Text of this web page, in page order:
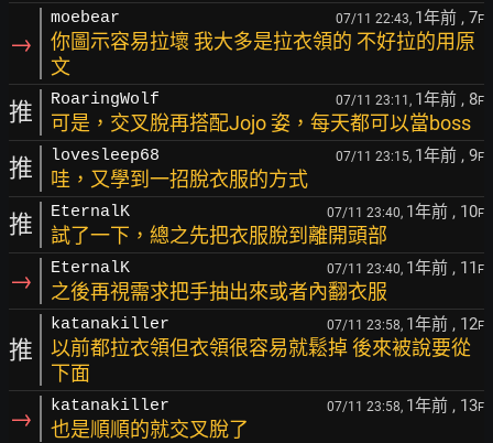
→
moebear 07/11 22:43, 1年前 , 7F
你圖示容易拉壞 我大多是拉衣領的 不好拉的用原
文
推 RoaringWolf 07/11 23:11, 1年前 , 8F
可是，交叉脫再搭配Jojo 姿，每天都可以當boss
推 lovesleep68 07/11 23:15, 1年前 , 9F
哇，又學到一招脫衣服的方式
推 EternalK 07/11 23:40, 1年前 , 10F
試了一下，總之先把衣服脫到離開頭部
→ EternalK 07/11 23:40, 1年前 , 11 F
之後再視需求把手抽出來或者內翻衣服
推
katanakiller 07/11 23:58, 1年前 , 12F
以前都拉衣領但衣領很容易就鬆掉 後來被說要從
下面
→ katanakiller 07/11 23:58, 1年前 , 13F
也是順順的就交叉脫了